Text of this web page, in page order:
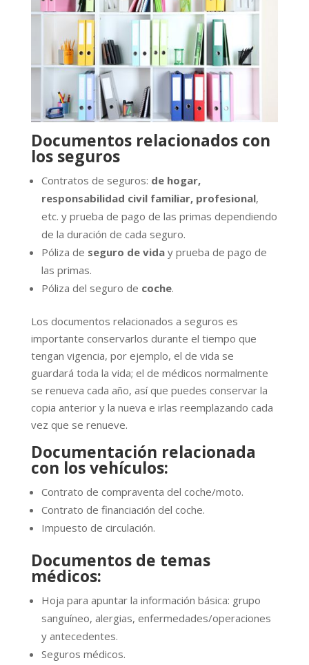
Documentos relacionados con
los seguros
Contratos de seguros: de hogar,
responsabilidad civil familiar, profesional,
etc. y prueba de pago de las primas dependiendo
de la duración de cada seguro.
Póliza de seguro de viday prueba de pago de
las primas.
Póliza del seguro de coche.
Los documentos relacionados a seguros es
importante conservarlos durante el tiempo que
tengan vigencia, por ejemplo, el de vida se
guardará toda la vida; el de médicos normalmente
se renueva cada año, así que puedes conservar la
copia anterior y la nueva e irlas reemplazando cada
vez que se renueve.
Documentación relacionada
con los vehículos:
Contrato de compraventa del coche/moto.
Contrato de financiación del coche.
Impuesto de circulación.
Documentos de temas
médicos:
Hoja para apuntar la información básica: grupo
sanguíneo, alergias, enfermedades/operaciones
y antecedentes.
Seguros médicos.